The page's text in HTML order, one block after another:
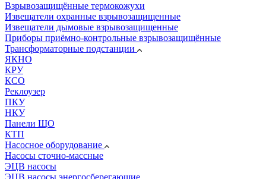
Взрывозащищённые термокожухи
Извещатели охранные взрывозащищенные
Извещатели дымовые взрывозащищенные
Приборы приёмно-контрольные взрывозащищённые
Трансформаторные подстанции
ЯКНО
КРУ
КСО
Реклоузер
ПКУ
НКУ
Панели ЩО
КТП
Насосное оборудование
Насосы сточно-массные
ЭЦВ насосы
ЭЦВ насосы энергосберегающие